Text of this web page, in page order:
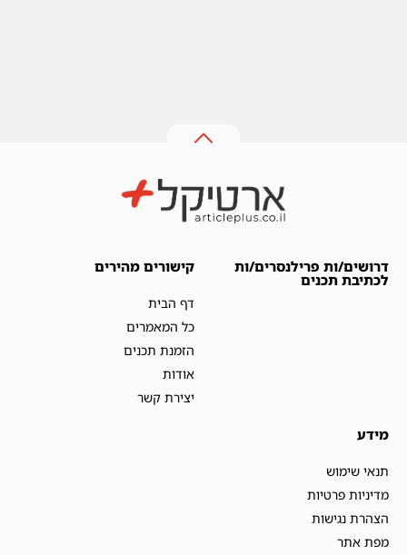
דרושים/ות פרילנסרים/ות
לכתיבת תכנים
קישורים מהירים
דף הבית
כל המאמרים
הזמנת תכנים
אודות
יצירת קשר
מידע
תנאי שימוש
מדיניות פרטיות
הצהרת נגישות
מפת אתר